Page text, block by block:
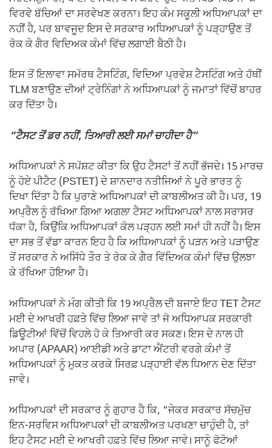
ਵਿਰਵੇ ਬੱਚਿਆਂ ਦਾ ਸਰਵੇਖਣ ਕਰਨਾ। ਇਹ ਕੰਮ ਸਕੂਲੀ ਅਧਿਆਪਕਾਂ ਦਾ
ਨਹੀਂ ਹੈ, ਪਰ ਬਾਵਜੂਦ ਇਸ ਦੇ ਸਰਕਾਰ ਅਧਿਆਪਕਾਂ ਨੂੰ ਪੜ੍ਹਾਉਣ ਤੋਂ
ਰੋਕ ਕੇ ਗੈਰ ਵਿਦਿਅਕ ਕੰਮਾਂ ਵਿੱਚ ਲਗਾਈ ਬੈਠੀ ਹੈ।
ਇਸ ਤੋਂ ਇਲਾਵਾ ਸਮੱਰਥ ਟੈਸਟਿੰਗ, ਵਿਦਿਆ ਪ੍ਰਵੇਸ਼ ਟੈਸਟਿੰਗ ਅਤੇ ਹੱਥੀਂ
TLM ਬਣਾਉਣ ਦੀਆਂ ਟ੍ਰੇਨਿੰਗਾਂ ਨੇ ਅਧਿਆਪਕਾਂ ਨੂੰ ਜਮਾਤਾਂ ਵਿੱਚੋਂ ਬਾਹਰ
ਕਰ ਦਿੱਤਾ ਹੈ।
“ਟੈਸਟ ਤੋਂ ਡਰ ਨਹੀਂ, ਤਿਆਰੀ ਲਈ ਸਮਾਂ ਚਾਹੀਦਾ ਹੈ”
ਅਧਿਆਪਕਾਂ ਨੇ ਸਪੱਸ਼ਟ ਕੀਤਾ ਕਿ ਉਹ ਟੈਸਟਾਂ ਤੋਂ ਨਹੀਂ ਭੱਜਦੇ। 15 ਮਾਰਚ
ਨੂੰ ਹੋਏ ਪੀਟੈਟ (PSTET) ਦੇ ਸ਼ਾਨਦਾਰ ਨਤੀਜਿਆਂ ਨੇ ਪੂਰੇ ਭਾਰਤ ਨੂੰ
ਦਿਖਾ ਦਿੱਤਾ ਹੈ ਕਿ ਪੁਰਾਣੇ ਅਧਿਆਪਕਾਂ ਦੀ ਕਾਬਲੀਅਤ ਕੀ ਹੈ। ਪਰ, 19
ਅਪ੍ਰੈਲ ਨੂੰ ਰੱਖਿਆ ਗਿਆ ਅਗਲਾ ਟੈਸਟ ਅਧਿਆਪਕਾਂ ਨਾਲ ਸਰਾਸਰ
ਧੱਕਾ ਹੈ, ਕਿਉਂਕਿ ਅਧਿਆਪਕਾਂ ਕੋਲ ਪੜ੍ਹਨ ਲਈ ਸਮਾਂ ਹੀ ਨਹੀਂ ਹੈ। ਇਸ
ਦਾ ਸਭ ਤੋਂ ਵੱਡਾ ਕਾਰਨ ਇਹ ਹੈ ਕਿ ਅਧਿਆਪਕਾਂ ਨੂੰ ਪੜਨ ਅਤੇ ਪੜਾਉਣ
ਤੋਂ ਸਰਕਾਰ ਨੇ ਅਸਿੱਧੇ ਤੌਰ ਤੇ ਰੋਕ ਕੇ ਗੈਰ ਵਿੱਦਿਅਕ ਕੰਮਾਂ ਵਿੱਚ ਉਲਝਾ
ਕੇ ਰੱਖਿਆ ਹੋਇਆ ਹੈ।
ਅਧਿਆਪਕਾਂ ਨੇ ਮੰਗ ਕੀਤੀ ਕਿ 19 ਅਪ੍ਰੈਲ ਦੀ ਬਜਾਏ ਇਹ TET ਟੈਸਟ
ਮਈ ਦੇ ਆਖਰੀ ਹਫ਼ਤੇ ਵਿੱਚ ਲਿਆ ਜਾਵੇ ਤਾਂ ਜੋ ਅਧਿਆਪਕ ਸਰਕਾਰੀ
ਡਿਊਟੀਆਂ ਵਿੱਚੋਂ ਵਿਹਲੇ ਹੋ ਕੇ ਤਿਆਰੀ ਕਰ ਸਕਣ। ਇਸ ਦੇ ਨਾਲ ਹੀ
ਅਪਾਰ (APAAR) ਆਈਡੀ ਅਤੇ ਡਾਟਾ ਐਂਟਰੀ ਵਰਗੇ ਕੰਮਾਂ ਤੋਂ
ਅਧਿਆਪਕਾਂ ਨੂੰ ਮੁਕਤ ਕਰਕੇ ਸਿਰਫ਼ ਪੜ੍ਹਾਈ ਵੱਲ ਧਿਆਨ ਦੇਣ ਦਿੱਤਾ
ਜਾਵੇ।
ਅਧਿਆਪਕਾਂ ਦੀ ਸਰਕਾਰ ਨੂੰ ਗੁਹਾਰ ਹੈ ਕਿ, “ਜੇਕਰ ਸਰਕਾਰ ਸੱਚਮੁੱਚ
ਇਨ-ਸਰਵਿਸ ਅਧਿਆਪਕਾਂ ਦੀ ਕਾਬਲੀਅਤ ਪਰਖਣਾ ਚਾਹੁੰਦੀ ਹੈ, ਤਾਂ
ਇਹ ਟੈਸਟ ਮਈ ਦੇ ਆਖਰੀ ਹਫ਼ਤੇ ਵਿੱਚ ਲਿਆ ਜਾਵੇ। ਸਾਨੂੰ ਫੋਟੋਆਂ